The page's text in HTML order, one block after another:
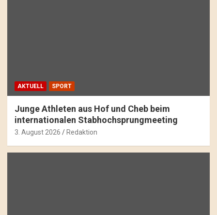
AKTUELL SPORT
Junge Athleten aus Hof und Cheb beim
internationalen Stabhochsprungmeeting
3. August 2026 Redaktion